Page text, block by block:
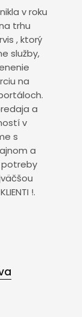
v roku
trhu
, ktorý
služby,
na
a
v
s
a
potreby
!.